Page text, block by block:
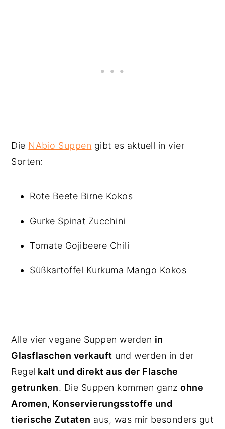
Die NAbio Suppen gibt es aktuell in vier
Sorten:
Rote Beete Birne Kokos
Gurke Spinat Zucchini
Tomate Gojibeere Chili
Süßkartoffel Kurkuma Mango Kokos
Alle vier vegane Suppen werden in
Glasflaschen verkauft und werden in der
Regel kalt und direkt aus der Flasche
getrunken. Die Suppen kommen ganz ohne
Aromen, Konservierungsstoffe und
tierische Zutaten aus, was mir besonders gut